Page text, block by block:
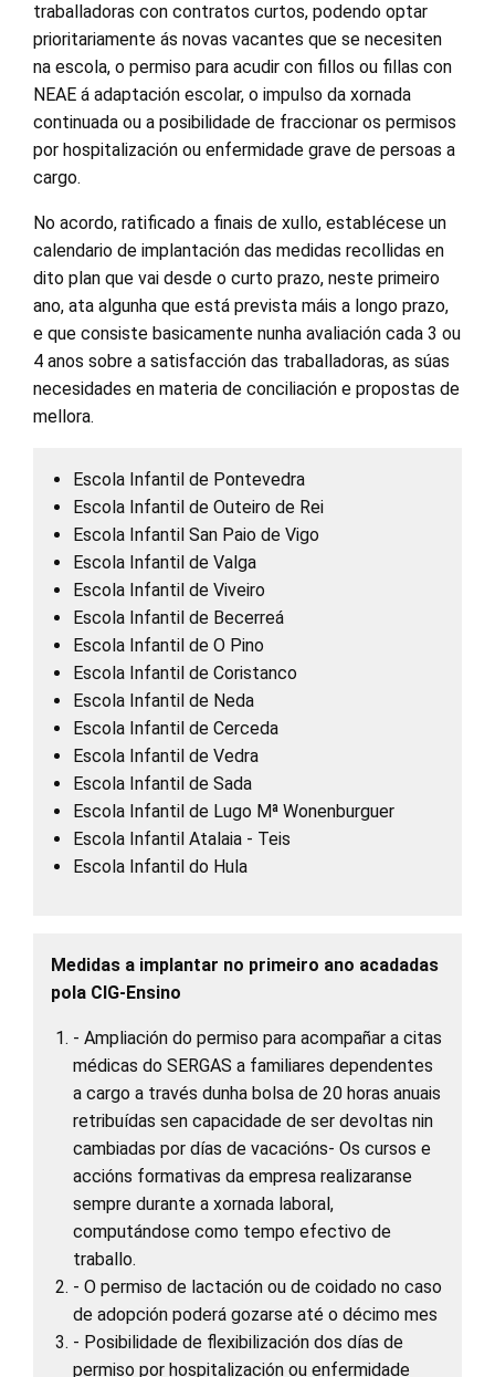
traballadoras con contratos curtos, podendo optar
prioritariamente ás novas vacantes que se necesiten
na escola, o permiso para acudir con fillos ou fillas con
NEAE á adaptación escolar, o impulso da xornada
continuada ou a posibilidade de fraccionar os permisos
por hospitalización ou enfermidade grave de persoas a
cargo.
No acordo, ratificado a finais de xullo, establécese un
calendario de implantación das medidas recollidas en
dito plan que vai desde o curto prazo, neste primeiro
ano, ata algunha que está prevista máis a longo prazo,
e que consiste basicamente nunha avaliación cada 3 ou
4 anos sobre a satisfacción das traballadoras, as súas
necesidades en materia de conciliación e propostas de
mellora.
Escola Infantil de Pontevedra
Escola Infantil de Outeiro de Rei
Escola Infantil San Paio de Vigo
Escola Infantil de Valga
Escola Infantil de Viveiro
Escola Infantil de Becerreá
Escola Infantil de O Pino
Escola Infantil de Coristanco
Escola Infantil de Neda
Escola Infantil de Cerceda
Escola Infantil de Vedra
Escola Infantil de Sada
Escola Infantil de Lugo Mª Wonenburguer
Escola Infantil Atalaia - Teis
Escola Infantil do Hula
Medidas a implantar no primeiro ano acadadas
pola CIG-Ensino
- Ampliación do permiso para acompañar a citas
médicas do SERGAS a familiares dependentes
a cargo a través dunha bolsa de 20 horas anuais
retribuídas sen capacidade de ser devoltas nin
cambiadas por días de vacacións- Os cursos e
accións formativas da empresa realizaranse
sempre durante a xornada laboral,
computándose como tempo efectivo de
traballo.
- O permiso de lactación ou de coidado no caso
de adopción poderá gozarse até o décimo mes
- Posibilidade de flexibilización dos días de
permiso por hospitalización ou enfermidade